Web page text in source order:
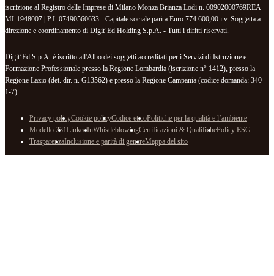
iscrizione al Registro delle Imprese di Milano Monza Brianza Lodi n. 00902000769REA
MI-1948007 | P.I. 07490560633 - Capitale sociale pari a Euro 774.600,00 i.v. Soggetta a
direzione e coordinamento di Digit’Ed Holding S.p.A. - Tutti i diritti riservati.
Digit’Ed S.p.A. è iscritto all'Albo dei soggetti accreditati per i Servizi di Istruzione e
Formazione Professionale presso la Regione Lombardia (iscrizione n° 1412), presso la
Regione Lazio (det. dir. n. G13562) e presso la Regione Campania (codice domanda: 340-
1-7).
Privacy policyCookie policyCodice eticoPolitiche per la qualità e l’ambiente
Modello 231LinkedInWhistleblowingCertificazioni & QualifichePolicy ESG
TrasparenzaInclusione e parità di genereMappa del sito